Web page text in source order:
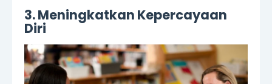
3. Meningkatkan Kepercayaan
Diri